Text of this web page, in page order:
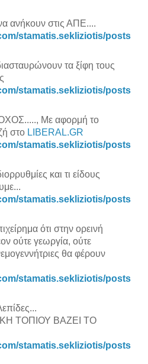
ανήκουν στις ΑΠΕ....
stamatis.sekliziotis/posts
τα ξίφη τους
stamatis.sekliziotis/posts
Με αφορμή το
στο LIBERAL.GR
stamatis.sekliziotis/posts
και τι είδους
stamatis.sekliziotis/posts
ότι στην ορεινή
ούτε γεωργία, ούτε
θα φέρουν
stamatis.sekliziotis/posts
ΤΟΠΙΟΥ ΒΑΖΕΙ ΤΟ
stamatis.sekliziotis/posts